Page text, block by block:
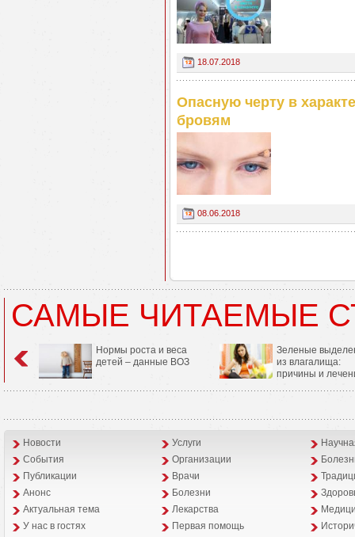
18.07.2018
Опасную черту в
бровям
08.06.2018
САМЫЕ ЧИТАЕМЫЕ
Нормы роста и веса
детей – данные ВОЗ
Зеленые
из влагалища:
причины и
Новости Услуги
События
Организации
Публикации
Врачи
Анонс
Болезни
Aктуальная тема
Лекарства
У нас в гостях
Первая помощь